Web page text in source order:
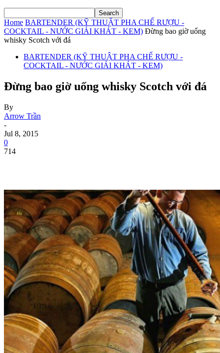
Home BARTENDER (KỸ THUẬT PHA CHẾ RƯỢU -
COCKTAIL - NƯỚC GIẢI KHÁT - KEM) Đừng bao giờ uống
whisky Scotch với đá
BARTENDER (KỸ THUẬT PHA CHẾ RƯỢU -
COCKTAIL - NƯỚC GIẢI KHÁT - KEM)
Đừng bao giờ uống whisky Scotch với đá
By
Arrow Trần
-
Jul 8, 2015
0
714